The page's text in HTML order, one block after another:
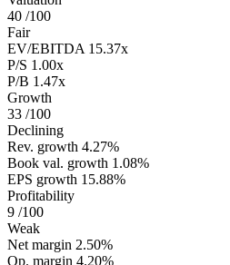
40 /100
Fair
EV/EBITDA 15.37x
P/S 1.00x
P/B 1.47x
Growth
33 /100
Declining
Rev. growth 4.27%
Book val. growth 1.08%
EPS growth 15.88%
Profitability
9 /100
Weak
Net margin 2.50%
Op. margin 4.20%